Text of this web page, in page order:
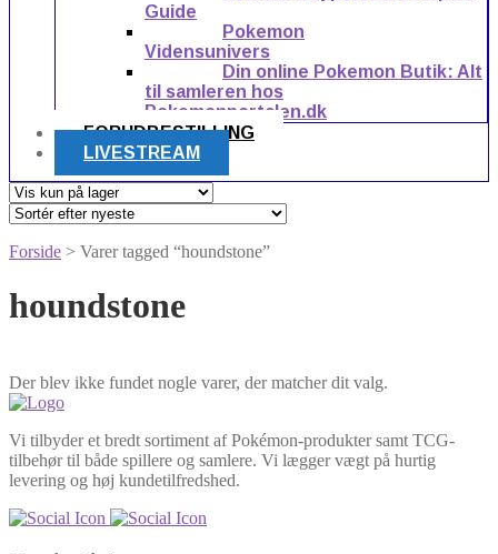
Guide
Pokemon
Vidensunivers
Din online Pokemon Butik: Alt
til samleren hos
Pokemonportalen.dk
FORUDBESTILLING
LIVESTREAM
Forside > Varer tagged “houndstone”
houndstone
Der blev ikke fundet nogle varer, der matcher dit valg.
Vi tilbyder et bredt sortiment af Pokémon-produkter samt TCG-
tilbehør til både spillere og samlere. Vi lægger vægt på hurtig
levering og høj kundetilfredshed.